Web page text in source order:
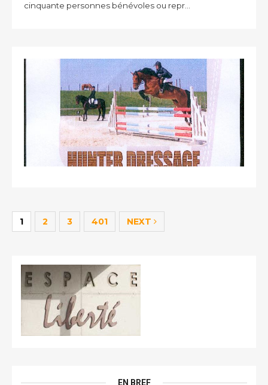
cinquante personnes bénévoles ou repr...
1 2 3 401 NEXT
EN BREF